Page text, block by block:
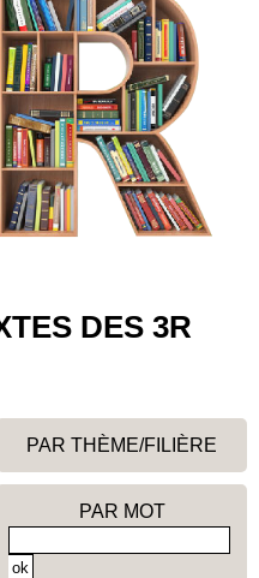
DES 3R
PAR THÈME/FILIÈRE
PAR MOT